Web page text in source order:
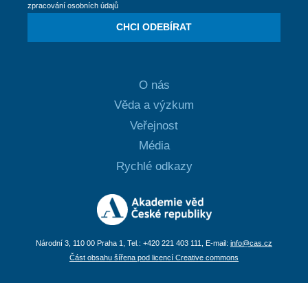
zpracování osobních údajů
CHCI ODEBÍRAT
O nás
Věda a výzkum
Veřejnost
Média
Rychlé odkazy
Národní 3, 110 00 Praha 1, Tel.: +420 221 403 111, E-mail: info@cas.cz
Část obsahu šířena pod licencí Creative commons